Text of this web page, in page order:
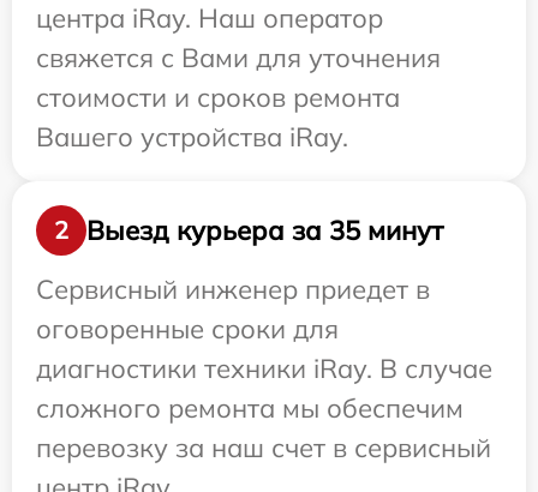
центра iRay. Наш оператор
свяжется с Вами для уточнения
стоимости и сроков ремонта
Вашего устройства iRay.
2
Выезд курьера за 35 минут
Сервисный инженер приедет в
оговоренные сроки для
диагностики техники iRay. В случае
сложного ремонта мы обеспечим
перевозку за наш счет в сервисный